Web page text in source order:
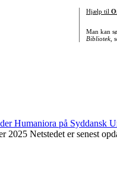
Hjælp til
Man kan
Bibliotek,
2025 Netstedet er senest